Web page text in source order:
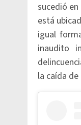
sucedió
está
igual
inaudito
la caída